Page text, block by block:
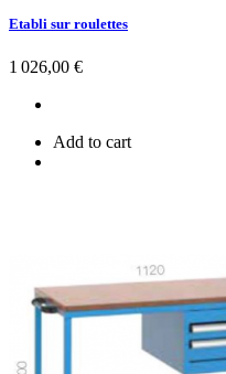
Etabli sur roulettes
Prix
1 026,00 €
Add to cart